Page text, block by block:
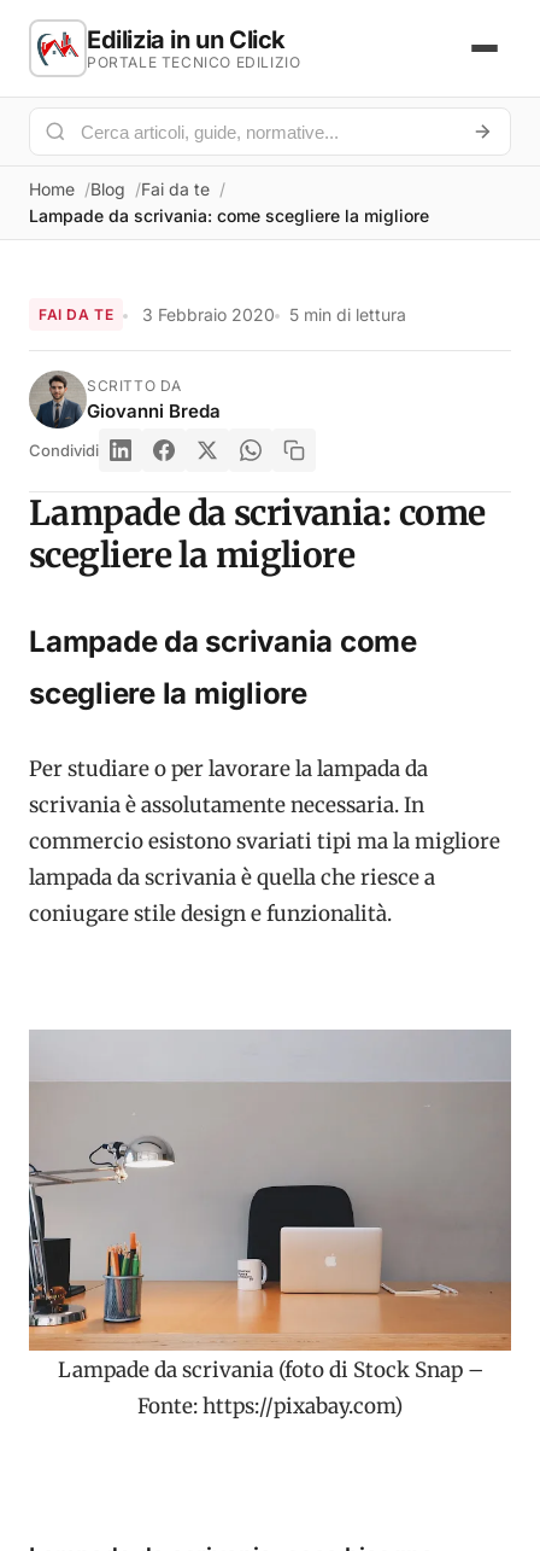
Edilizia in un Click
PORTALE TECNICO EDILIZIO
Home Blog
Fai da te
Lampade da scrivania: come scegliere la migliore
FAI DA TE 3 Febbraio 2020 5 min di lettura
SCRITTO DA
Giovanni Breda
Condividi
Lampade da scrivania: come
scegliere la migliore
Lampade da scrivania come
scegliere la migliore
Per studiare o per lavorare la lampada da
scrivania è assolutamente necessaria. In
commercio esistono svariati tipi ma la migliore
lampada da scrivania è quella che riesce a
coniugare stile design e funzionalità.
Lampade da scrivania (foto di Stock Snap –
Fonte: https://pixabay.com)